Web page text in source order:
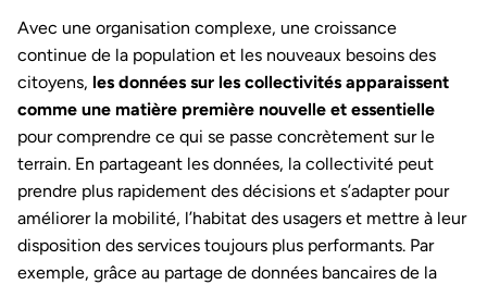
Avec une organisation complexe, une croissance
continue de la population et les nouveaux besoins des
citoyens, les données sur les collectivités apparaissent
comme une matière première nouvelle et essentielle
pour comprendre ce qui se passe concrètement sur le
terrain. En partageant les données, la collectivité peut
prendre plus rapidement des décisions et s’adapter pour
améliorer la mobilité, l’habitat des usagers et mettre à leur
disposition des services toujours plus performants. Par
exemple, grâce au partage de données bancaires de la